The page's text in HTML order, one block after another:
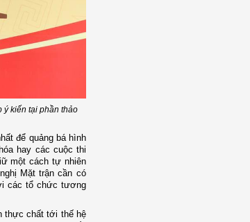
ý kiến tại phần thảo
để quảng bá hình
hay các cuộc thi
một cách tự nhiên
Mặt trận cần có
các tổ chức tương
thực chất tới thế hệ